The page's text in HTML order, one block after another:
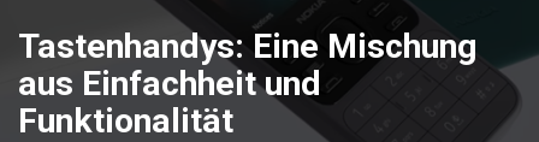
Tastenhandys: Eine Mischung
aus Einfachheit und
Funktionalität